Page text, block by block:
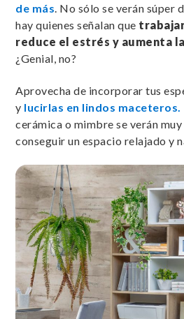
de más. No sólo se verán súper
hay quienes señalan que
reduce el estrés y aumenta
¿Genial, no?
Aprovecha de incorporar tus
y lucirlas en lindos maceteros.
cerámica o mimbre se verán
conseguir un espacio relajado y